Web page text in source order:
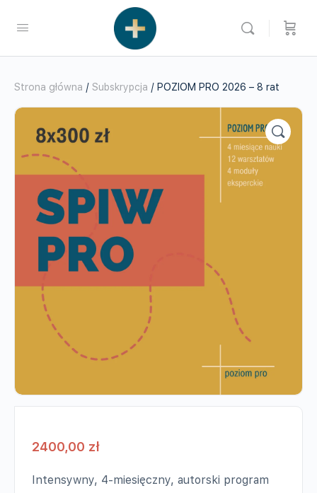
Strona główna / Subskrypcja / POZIOM PRO 2026 – 8 rat
2400,00 zł
Intensywny, 4-miesięczny, autorski program